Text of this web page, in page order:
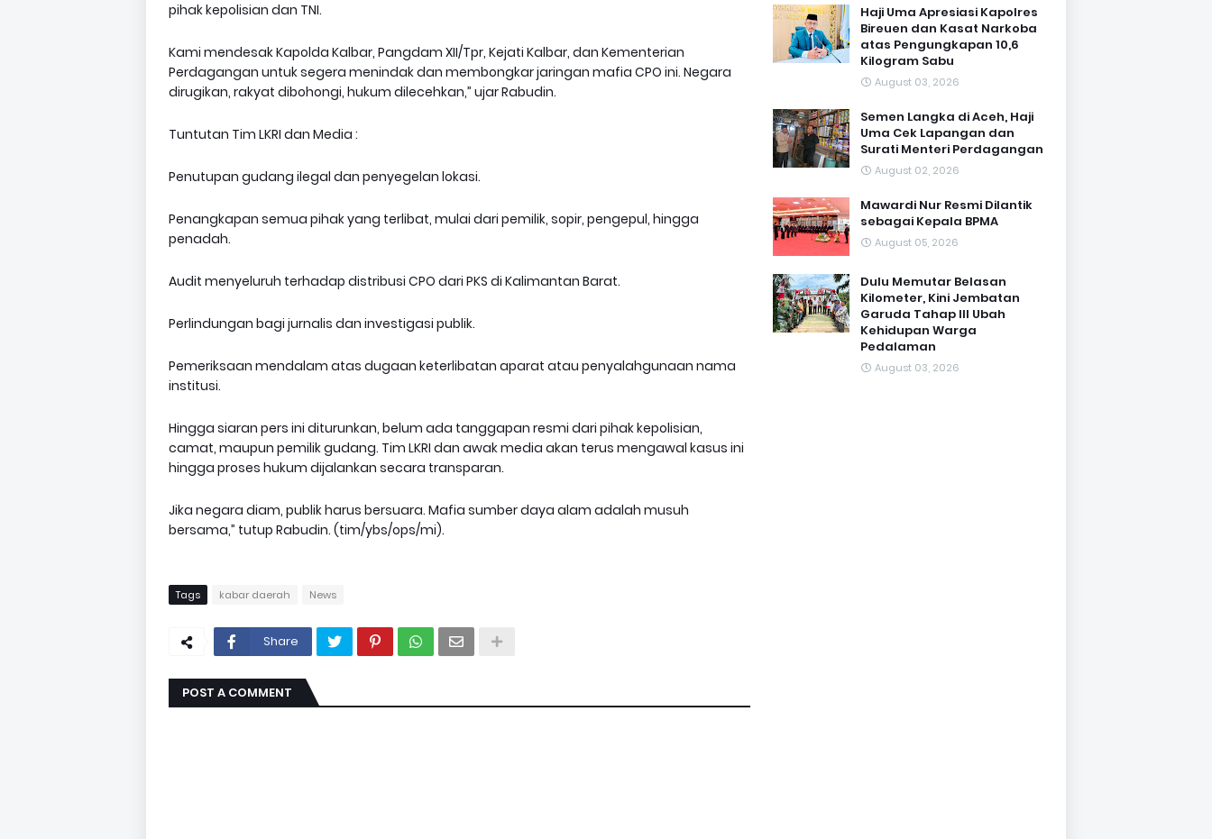
pihak kepolisian dan TNI.
Kami mendesak Kapolda Kalbar, Pangdam XII/Tpr, Kejati Kalbar, dan Kementerian
Perdagangan untuk segera menindak dan membongkar jaringan mafia CPO ini. Negara
dirugikan, rakyat dibohongi, hukum dilecehkan,” ujar Rabudin.
Tuntutan Tim LKRI dan Media :
Penutupan gudang ilegal dan penyegelan lokasi.
Penangkapan semua pihak yang terlibat, mulai dari pemilik, sopir, pengepul, hingga
penadah.
Audit menyeluruh terhadap distribusi CPO dari PKS di Kalimantan Barat.
Perlindungan bagi jurnalis dan investigasi publik.
Pemeriksaan mendalam atas dugaan keterlibatan aparat atau penyalahgunaan nama
institusi.
Hingga siaran pers ini diturunkan, belum ada tanggapan resmi dari pihak kepolisian,
camat, maupun pemilik gudang. Tim LKRI dan awak media akan terus mengawal kasus ini
hingga proses hukum dijalankan secara transparan.
Jika negara diam, publik harus bersuara. Mafia sumber daya alam adalah musuh
bersama,” tutup Rabudin. (tim/ybs/ops/mi).
Tags kabar daerah News
Share
POST A COMMENT
Haji Uma Apresiasi Kapolres
Bireuen dan Kasat Narkoba
atas Pengungkapan 10,6
Kilogram Sabu
August 03, 2026
Semen Langka di Aceh, Haji
Uma Cek Lapangan dan
Surati Menteri Perdagangan
August 02, 2026
Mawardi Nur Resmi Dilantik
sebagai Kepala BPMA
August 05, 2026
Dulu Memutar Belasan
Kilometer, Kini Jembatan
Garuda Tahap III Ubah
Kehidupan Warga
Pedalaman ‎
August 03, 2026